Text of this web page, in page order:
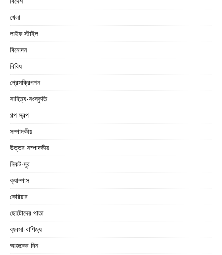
খেলা
লাইফ স্টাইল
বিনোদন
বিবিধ
প্রেসক্রিপশন
সাহিত্য-সংস্কৃতি
গল্প স্বল্প
সম্পাদকীয়
উত্তর সম্পাদকীয়
নিকট-দূর
ক্যাম্পাস
কেরিয়ার
ছোটোদের পাতা
ব্যবসা-বাণিজ্য
আজকের দিন